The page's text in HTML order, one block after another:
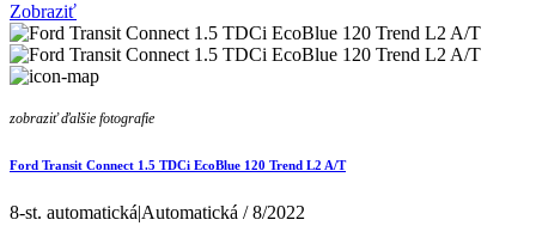
Zobraziť
zobraziť ďalšie fotografie
Ford Transit Connect 1.5 TDCi EcoBlue 120 Trend L2 A/T
8-st. automatická|Automatická / 8/2022